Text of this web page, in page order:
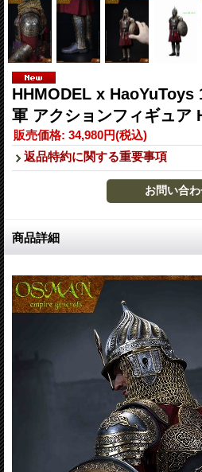
HHMODEL x HaoYuToys
軍 アクションフィギュア
販売価格: 34,980円(税込)
返品特約に関する重要事項
商品詳細